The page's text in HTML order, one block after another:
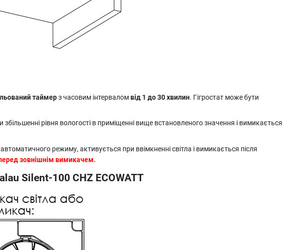
таймерз часовим інтерваломвід 1 до 30 хвилин. Гігростат може бути
рівня вологості в приміщенні вище встановленого значення і вимикається
режиму, активується при ввімкненні світла і вимикається після
зовнішнім вимикачем.
Silent-100 CHZ ECOWATT